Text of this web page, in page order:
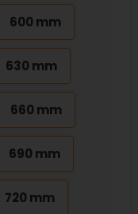
600 mm
630 mm
660 mm
690 mm
720 mm